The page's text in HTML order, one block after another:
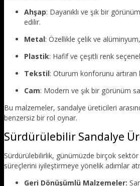
Ahşap: Dayanıklı ve şık bir
edilir.
Metal: Özellikle çelik ve
Plastik: Hafif ve çeşitli renk
Tekstil: Oturum konforunu artıran
Cam: Modern ve şık bir görünüm
Bu malzemeler, sandalye üreticileri
benzersiz bir rol oynar.
Sürdürülebilir Sandalye
Sürdürülebilirlik, günümüzde birçok
süreçlerini iyileştirmeye yönelik adımlar
Geri Dönüşümlü Malzemeler: